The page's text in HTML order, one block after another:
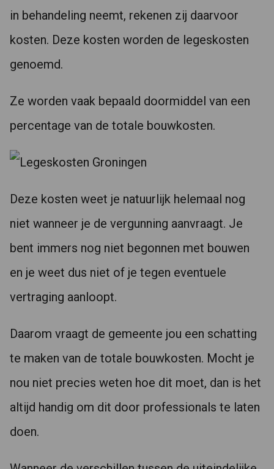
in behandeling neemt, rekenen zij daarvoor
kosten. Deze kosten worden de legeskosten
genoemd.
Ze worden vaak bepaald doormiddel van een
percentage van de totale bouwkosten.
Deze kosten weet je natuurlijk helemaal nog
niet wanneer je de vergunning aanvraagt. Je
bent immers nog niet begonnen met bouwen
en je weet dus niet of je tegen eventuele
vertraging aanloopt.
Daarom vraagt de gemeente jou een schatting
te maken van de totale bouwkosten. Mocht je
nou niet precies weten hoe dit moet, dan is het
altijd handig om dit door professionals te laten
doen.